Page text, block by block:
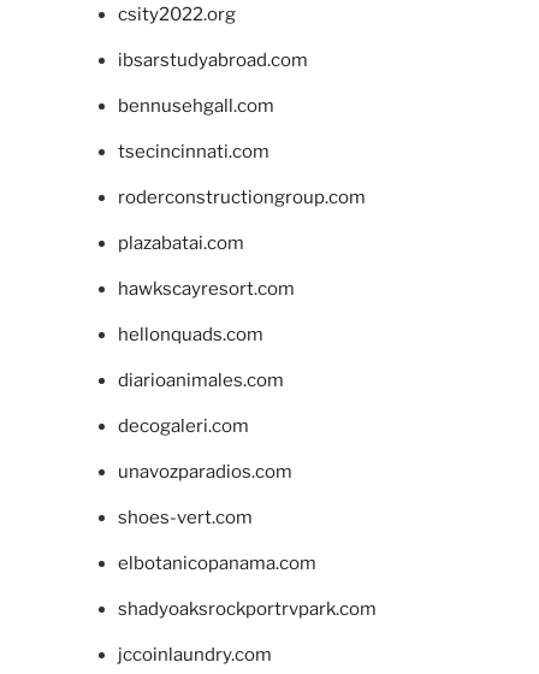
csity2022.org
ibsarstudyabroad.com
bennusehgall.com
tsecincinnati.com
roderconstructiongroup.com
plazabatai.com
hawkscayresort.com
hellonquads.com
diarioanimales.com
decogaleri.com
unavozparadios.com
shoes-vert.com
elbotanicopanama.com
shadyoaksrockportrvpark.com
jccoinlaundry.com